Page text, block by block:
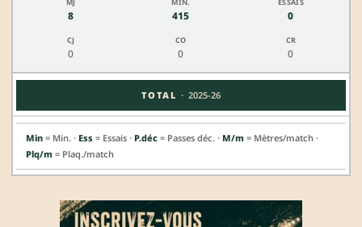
8 415 0
0 0 0
TOTAL · 2025-26
Min = Min. · Ess = Essais · P.déc = Passes déc. · M/m = Mètres/match ·
Plq/m = Plaq./match